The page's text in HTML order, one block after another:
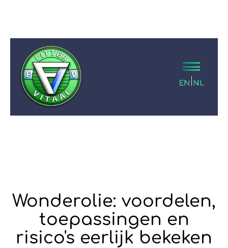
EN NL
Wonderolie: voordelen,
toepassingen en
risico's eerlijk bekeken